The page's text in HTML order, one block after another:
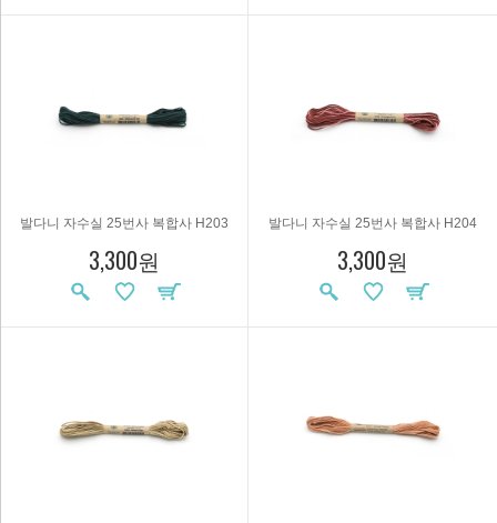
발다니 자수실 25번사 복합사 H203
3,300원
발다니 자수실 25번사 복합사 H204
3,300원